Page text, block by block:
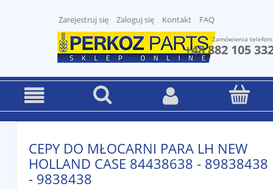
Zarejestruj się Zaloguj się Kontakt FAQ
Zamówienia
+48 882 105
CEPY DO MŁOCARNI PARA LH NEW
HOLLAND CASE 84438638 - 89838438
- 9838438